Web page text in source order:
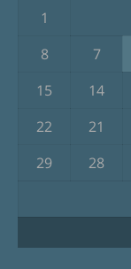
1
7
8
14
15
21
22
28
29